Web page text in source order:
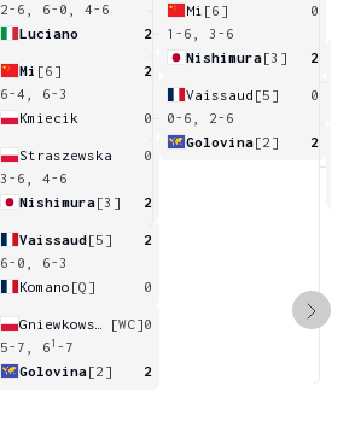
2-6, 6-0, 4-6
Luciano
2
Mi [6]
2
6-4, 6-3
Kmiecik
0
Straszewska
0
3-6, 4-6
Nishimura[3] 2
Vaissaud[5]
2
6-0, 6-3
Komano [Q] 0
[WC]0
5-7, 6 1 -7
Golovina[2] 2
Mi [6]
0
1-6, 3-6
Nishimura[3] 2
Vaissaud [5]
0
0-6, 2-6
Golovina[2] 2